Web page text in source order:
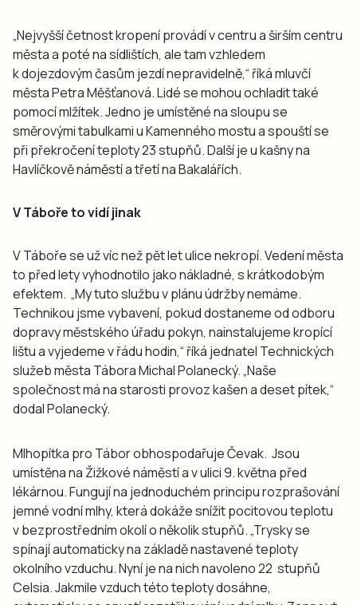
„Nejvyšší četnost kropení provádí v centru a širším centru
města a poté na sídlištích, ale tam vzhledem
k dojezdovým časům jezdí nepravidelně,“ říká mluvčí
města Petra Měšťanová. Lidé se mohou ochladit také
pomocí mlžítek. Jedno je umístěné na sloupu se
směrovými tabulkami u Kamenného mostu a spouští se
při překročení teploty 23 stupňů. Další je u kašny na
Havlíčkově náměstí a třetí na Bakalářích.
V Táboře to vidí jinak
V Táboře se už víc než pět let ulice nekropí. Vedení města
to před lety vyhodnotilo jako nákladné, s krátkodobým
efektem. „My tuto službu v plánu údržby nemáme.
Technikou jsme vybavení, pokud dostaneme od odboru
dopravy městského úřadu pokyn, nainstalujeme kropící
lištu a vyjedeme v řádu hodin,“ říká jednatel Technických
služeb města Tábora Michal Polanecký. „Naše
společnost má na starosti provoz kašen a deset pítek,“
dodal Polanecký.
Mlhopítka pro Tábor obhospodařuje Čevak. Jsou
umístěna na Žižkové náměstí a v ulici 9. května před
lékárnou. Fungují na jednoduchém principu rozprašování
jemné vodní mlhy, která dokáže snížit pocitovou teplotu
v bezprostředním okolí o několik stupňů. „Trysky se
spínají automaticky na základě nastavené teploty
okolního vzduchu. Nyní je na nich navoleno 22 stupňů
Celsia. Jakmile vzduch této teploty dosáhne,